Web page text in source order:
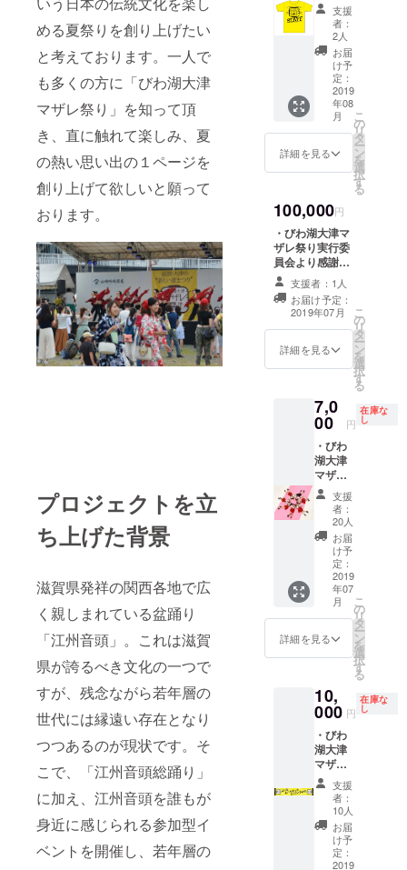
める夏祭りを創り上げたい
と考えております。一人で
も多くの方に「びわ湖大津
マザレ祭り」を知って頂
き、直に触れて楽しみ、夏
の熱い思い出の１ページを
創り上げて欲しいと願って
おります。
プロジェクトを立
ち上げた背景
滋賀県発祥の関西各地で広
く親しまれている盆踊り
「江州音頭」。これは滋賀
県が誇るべき文化の一つで
すが、残念ながら若年層の
世代には縁遠い存在となり
つつあるのが現状です。そ
こで、「江州音頭総踊り」
に加え、江州音頭を誰もが
身近に感じられる参加型イ
ベントを開催し、若年層の
祭り
2019
出演
アー
ティス
トサイ
ン入り
特製ス
タッフT
シャツ
（アー
ティス
ト未
催両日
に出演
される
アー
ティス
トのサ
イン入
り特製
スタッ
ツにな
りま
頂ける
アー
ティス
トは現
在交渉
中です
が、多
くの
アー
ティス
トサイ
ンが
入ったT
シャツ
をご用
て頂き
たいと
す。
支援
者：
2人
お届
け予
定：
2019
年08
月
詳細を見る
こ
の
リ
タ
ー
ン
を
選
択
す
る
100,000円
・びわ湖大津マ
ザレ祭り実行委
員会より感謝状
※びわ湖大津マザ
レ祭りの主旨
や、江州音頭の
伝承にご理解を
頂ける方から応
援タイプとなり
支援者：1人
お届け予定：
2019年07月
詳細を見る
こ
の
リ
タ
ー
ン
を
選
択
す
る
7,0
00 円
在庫な
し
・びわ
湖大津
マザレ
祭り特
製お礼
はがき
（当日
グルメ
チケッ
ト600円
分の引
換券付
き） ・
びわこ
大津マ
ザレ祭
入りタ
オル引
換券 ・
フルー
レット
9th
single
『Gosh
u Ondo
～輝く
未来へ
～ / フル
支援
者：
20人
お届
け予
定：
2019
年07
月
詳細を見る
こ
の
リ
タ
ー
ン
を
選
択
す
る
10,
000 円
在庫な
し
・びわ
湖大津
マザレ
祭り特
製お礼
はがき
（当日
グルメ
チケッ
ト600円
支援
者：
10人
お届
け予
定：
2019